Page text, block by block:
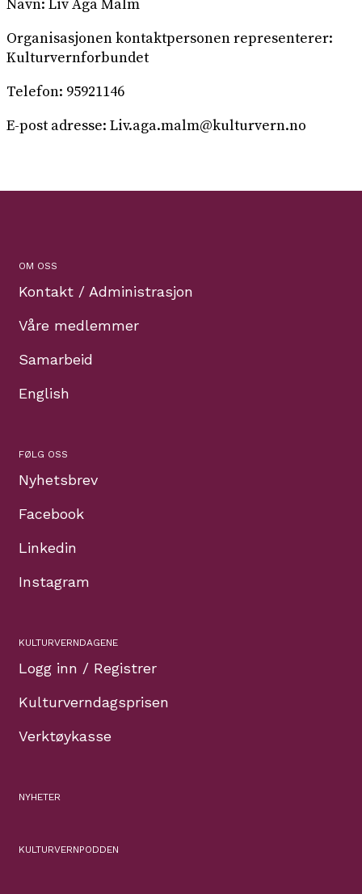
Navn: Liv Aga Malm
Organisasjonen kontaktpersonen representerer:
Kulturvernforbundet
Telefon: 95921146
E-post adresse: Liv.aga.malm@kulturvern.no
OM OSS
Kontakt / Administrasjon
Våre medlemmer
Samarbeid
English
FØLG OSS
Nyhetsbrev
Facebook
Linkedin
Instagram
KULTURVERNDAGENE
Logg inn / Registrer
Kulturverndagsprisen
Verktøykasse
NYHETER
KULTURVERNPODDEN